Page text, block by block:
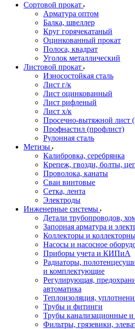
Сортовой прокат
Арматура оптом
Балка, швеллер
Круг горячекатаный
Оцинкованный прокат
Полоса, квадрат
Уголок металлический
Листовой прокат
Износостойкая сталь
Лист г/к
Лист оцинкованный
Лист рифленый
Лист х/к
Просечно-вытяжной лист
Профнастил (профлист)
Рулонная сталь
Метизы
Калибровка, серебрянка
Крепеж, гвозди, болты,
Проволока, канаты
Сваи винтовые
Сетка, лента
Электроды
Инженерные системы
Детали трубопроводов,
Запорная арматура и
Коллекторы и
Насосы и насосное
Приборы учета и КИПиА
Радиаторы,
и комплектующие
Регулирующая,
автоматика
Теплоизоляция,
Трубы и фитинги
Трубы канализационные и
Фильтры, грязевики,